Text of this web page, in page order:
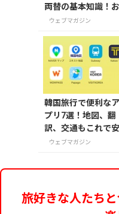
両替の基本知識！お
すすめの両替方法も
ウェブマガジン
韓国旅行で便利なア
プリ7選！地図、翻
訳、交通もこれで安
心ウェブマガジン
旅好きな人たち